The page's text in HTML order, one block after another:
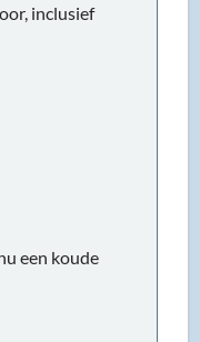
inclusief
een koude